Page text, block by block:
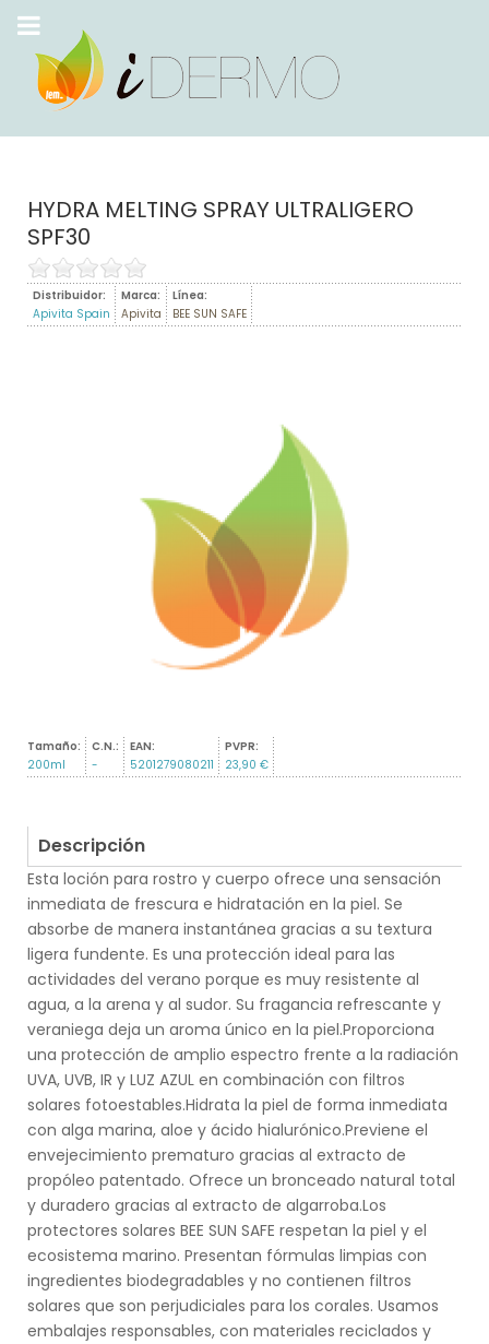
HYDRA MELTING SPRAY ULTRALIGERO
SPF30
Distribuidor:
Apivita Spain
Marca:
Apivita
Línea:
BEE SUN SAFE
Tamaño:
200ml
C.N.:
-
EAN:
5201279080211
PVPR:
23,90 €
Descripción
Esta loción para rostro y cuerpo ofrece una sensación
inmediata de frescura e hidratación en la piel. Se
absorbe de manera instantánea gracias a su textura
ligera fundente. Es una protección ideal para las
actividades del verano porque es muy resistente al
agua, a la arena y al sudor. Su fragancia refrescante y
veraniega deja un aroma único en la piel.Proporciona
una protección de amplio espectro frente a la radiación
UVA, UVB, IR y LUZ AZUL en combinación con filtros
solares fotoestables.Hidrata la piel de forma inmediata
con alga marina, aloe y ácido hialurónico.Previene el
envejecimiento prematuro gracias al extracto de
propóleo patentado. Ofrece un bronceado natural total
y duradero gracias al extracto de algarroba.Los
protectores solares BEE SUN SAFE respetan la piel y el
ecosistema marino. Presentan fórmulas limpias con
ingredientes biodegradables y no contienen filtros
solares que son perjudiciales para los corales. Usamos
embalajes responsables, con materiales reciclados y